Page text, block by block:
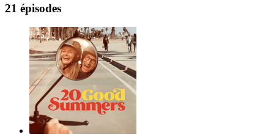
21 épisodes